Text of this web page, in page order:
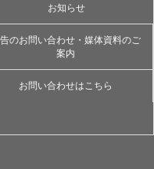
お知らせ
のお問い合わせ・媒体資料のご
案内
お問い合わせはこちら